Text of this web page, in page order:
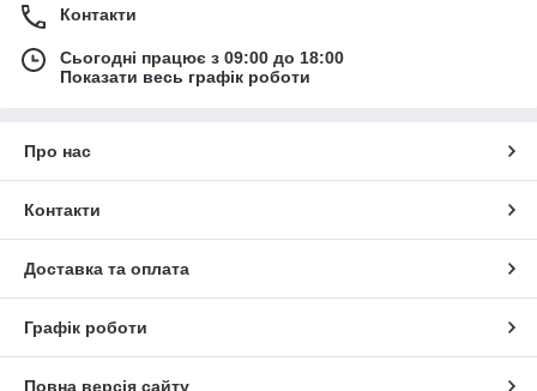
Контакти
Сьогодні працює з 09:00 до 18:00
Показати весь графік роботи
Про нас
Контакти
Доставка та оплата
Графік роботи
Повна версія сайту